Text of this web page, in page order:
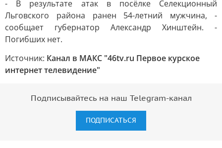
- В результате атак в посёлке Селекционный
Льговского района ранен 54-летний мужчина, -
сообщает губернатор Александр Хинштейн. -
Погибших нет.
Источник: Канал в МАКС "46tv.ru Первое курское
интернет телевидение"
Подписывайтесь на наш Telegram-канал
ПОДПИСАТЬСЯ